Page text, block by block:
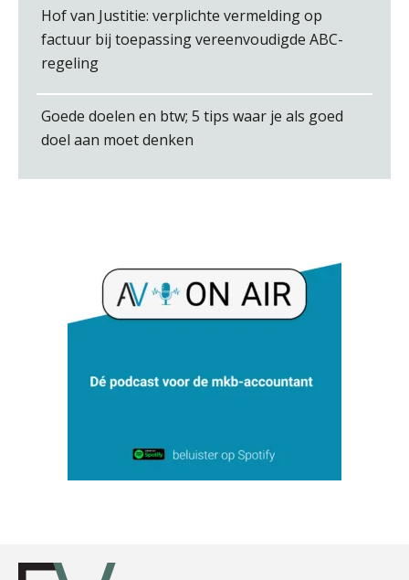
Heleen Elbert
Bob de Koning
Hof van Justitie: verplichte vermelding op
factuur bij toepassing vereenvoudigde ABC-
regeling
Goede doelen en btw; 5 tips waar je als goed
doel aan moet denken